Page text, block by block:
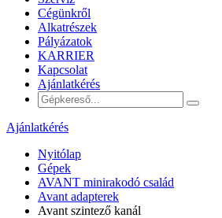
Cégünkről
Alkatrészek
Pályázatok
KARRIER
Kapcsolat
Ajánlatkérés
Ajánlatkérés
Nyitólap
Gépek
AVANT minirakodó család
Avant adapterek
Avant szintező kanál